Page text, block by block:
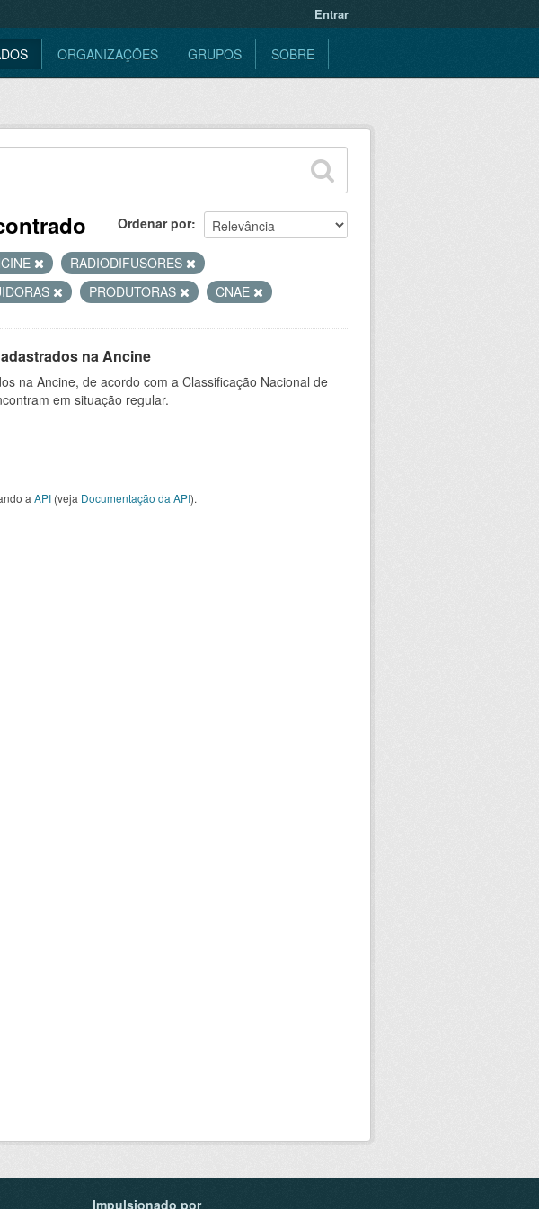
Entrar
ORGANIZAÇÕES GRUPOS SOBRE
Ordenar por
RADIODIFUSORES
PRODUTORAS CNAE
na Ancine
na Ancine, de acordo com a Classificação Nacional de
em situação regular.
a API (veja Documentação da API).
Impulsionado por